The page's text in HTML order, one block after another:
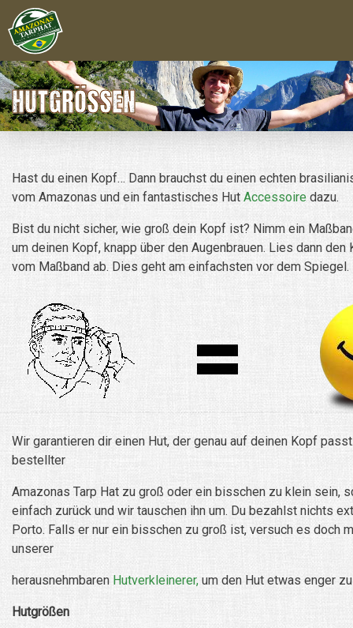
HUTGRÖSSEN
Hast du einen Kopf… Dann brauchst du einen echten
vom Amazonas und ein fantastisches Hut Accessoire dazu.
Bist du nicht sicher, wie groß dein Kopf ist? Nimm ein
um deinen Kopf, knapp über den Augenbrauen. Lies dann den
vom Maßband ab. Dies geht am einfachsten vor dem Spiegel.
Wir garantieren dir einen Hut, der genau auf deinen Kopf
bestellter
Amazonas Tarp Hat zu groß oder ein bisschen zu klein sein,
einfach zurück und wir tauschen ihn um. Du bezahlst nichts
Porto. Falls er nur ein bisschen zu groß ist, versuch es doch
unserer
herausnehmbaren Hutverkleinerer, um den Hut etwas enger
Hutgrößen